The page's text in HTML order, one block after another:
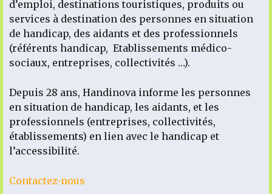
d’emploi, destinations touristiques, produits ou
services à destination des personnes en situation
de handicap, des aidants et des professionnels
(référents handicap, Etablissements médico-
sociaux, entreprises, collectivités …).
Depuis 28 ans, Handinova informe les personnes
en situation de handicap, les aidants, et les
professionnels (entreprises, collectivités,
établissements) en lien avec le handicap et
l’accessibilité.
Contactez-nous